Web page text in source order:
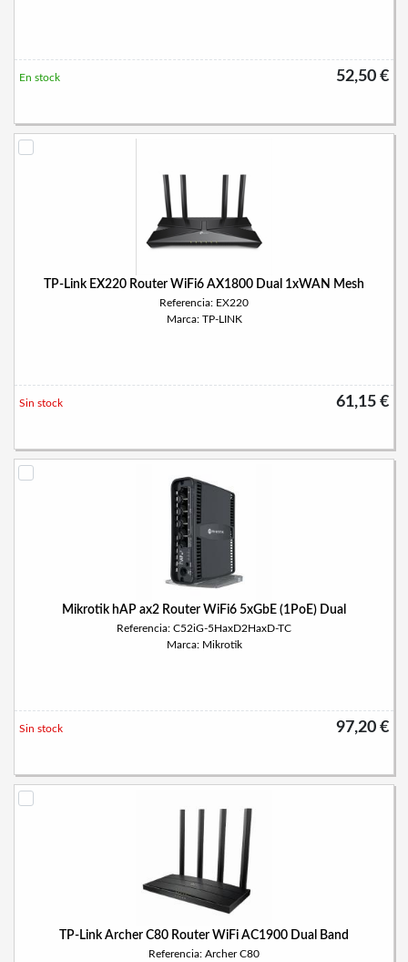
52,50 €
En stock
TP-Link EX220 Router WiFi6 AX1800 Dual 1xWAN Mesh
Referencia: EX220
Marca: TP-LINK
61,15 €
Sin stock
Mikrotik hAP ax2 Router WiFi6 5xGbE (1PoE) Dual
Referencia: C52iG-5HaxD2HaxD-TC
Marca: Mikrotik
97,20 €
Sin stock
TP-Link Archer C80 Router WiFi AC1900 Dual Band
Referencia: Archer C80